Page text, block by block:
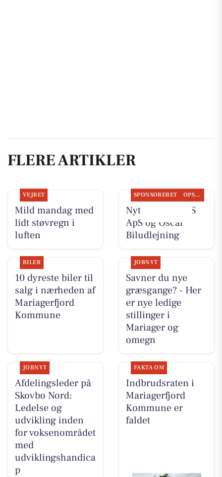
FLERE ARTIKLER
VEJRET
Mild mandag med
lidt støvregn i
luften
SPONSORERET OPSLAGSTAVLEN
Nyt fra TT CARS
ApS og Oscar
Biludlejning
BILER
10 dyreste biler til
salg i nærheden af
Mariagerfjord
Kommune
JOBNYT
Savner du nye
græsgange? - Her
er nye ledige
stillinger i
Mariager og
omegn
JOBNYT
Afdelingsleder på
Skovbo Nord:
Ledelse og
udvikling inden
for voksenområdet
med
udviklingshandica
p
FAKTA OM
Indbrudsraten i
Mariagerfjord
Kommune er
faldet